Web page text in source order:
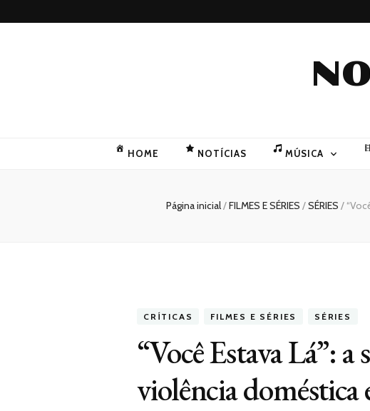
HOME NOTÍCIAS MÚSICA
Página inicial/FILMES E SÉRIES /SÉRIES /
CRÍTICAS FILMES E SÉRIES SÉRIES
“Você Estava Lá”:
violência